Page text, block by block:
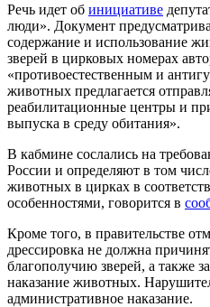
Речь идет об инициативе
люди». Документ
содержание и использование
зверей в цирковых номерах
«противоестественным и
животных предлагается
реабилитационные центры и
выпуска в среду обитания».
В кабмине сослались на
России и определяют в том
животных в цирках в
особенностями, говорится в
Кроме того, в правительстве
дрессировка не должна
благополучию зверей, а также
наказание животных.
административное наказание.